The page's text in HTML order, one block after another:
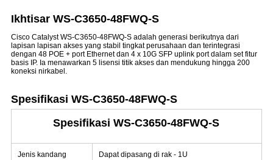
Ikhtisar WS-C3650-48FWQ-S
Cisco Catalyst WS-C3650-48FWQ-S adalah generasi berikutnya dari
lapisan lapisan akses yang stabil tingkat perusahaan dan terintegrasi
dengan 48 POE + port Ethernet dan 4 x 10G SFP uplink port dalam set fitur
basis IP. Ia menawarkan 5 lisensi titik akses dan mendukung hingga 200
koneksi nirkabel.
Spesifikasi WS-C3650-48FWQ-S
Spesifikasi WS-C3650-48FWQ-S
Jenis kandang Dapat dipasang di rak - 1U